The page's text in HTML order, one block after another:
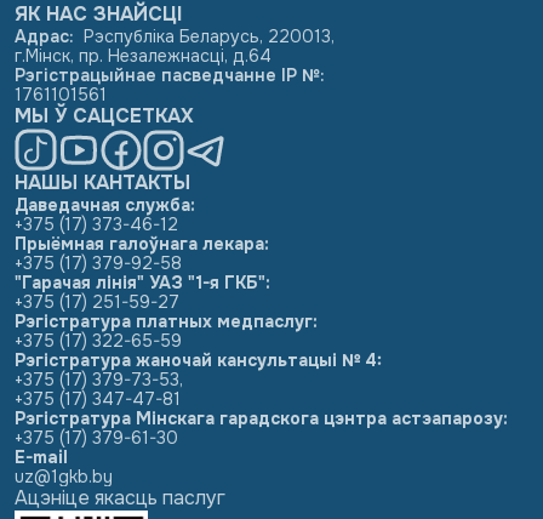
НАШЫ КАНТАКТЫ
Даведачная служба:
+375 (17) 373-46-12
Прыёмная галоўнага лекара:
+375 (17) 379-92-58
"Гарачая лінія" УАЗ "1-я ГКБ":
+375 (17) 251-59-27
Рэгістратура платных медпаслуг:
+375 (17) 322-65-59
Рэгістратура жаночай кансультацыі № 4:
+375 (17) 379-73-53,
+375 (17) 347-47-81
Рэгістратура Мінскага гарадскога цэнтра астэапарозу:
+375 (17) 379-61-30
E-mail
uz@1gkb.by
ЯК НАС ЗНАЙСЦІ
Адрас: Рэспубліка Беларусь, 220013,
г.Мінск, пр. Незалежнасці, д.64
Рэгістрацыйнае пасведчанне ІР №:
1761101561
МЫ Ў САЦСЕТКАХ
Ацэніце якасць паслуг